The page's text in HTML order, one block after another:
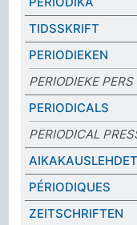
TIDSSKRIFT
PERIODIEKEN
PERIODIEKE PERS
PERIODICALS
PERIODICAL
AIKAKAUSLEHDET
PÉRIODIQUES
ZEITSCHRIFTEN